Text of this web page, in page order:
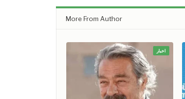
More From Author
اخبار